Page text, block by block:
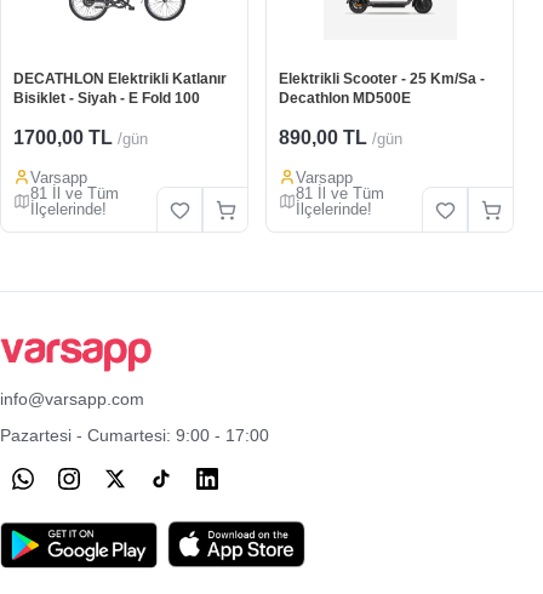
DECATHLON Elektrikli Katlanır
Bisiklet - Siyah - E Fold 100
1700,00 TL /gün
Varsapp
81 İl ve Tüm
İlçelerinde!
Elektrikli Scooter - 25 Km/Sa -
Decathlon MD500E
890,00 TL /gün
Varsapp
81 İl ve Tüm
İlçelerinde!
info@varsapp.com
Pazartesi - Cumartesi: 9:00 - 17:00